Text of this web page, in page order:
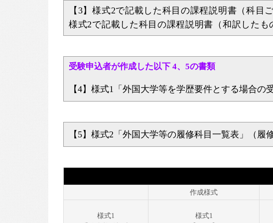
【3】様式2で記載した科目の課程説明書（科目
様式2で記載した科目の課程説明書（和訳したも
受験申込者が作成した以下 4、5の書類
【4】様式1「外国大学等を学歴要件とする場合の
【5】様式2「外国大学等の履修科目一覧表」（履
作成様式
様式1
様式1